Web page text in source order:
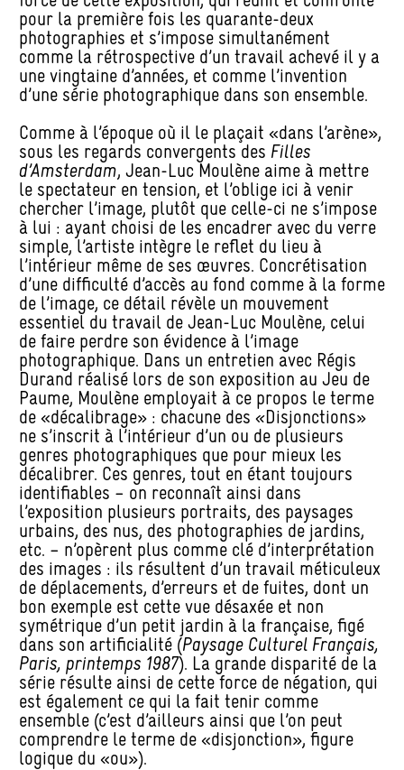
pour la première fois les quarante-deux
photographies et s’impose simultanément
comme la rétrospective d’un travail achevé il y a
une vingtaine d’années, et comme l’invention
d’une série photographique dans son ensemble.
Comme à l’époque où il le plaçait «dans l’arène»,
sous les regards convergents des Filles
d’Amsterdam, Jean-Luc Moulène aime à mettre
le spectateur en tension, et l’oblige ici à venir
chercher l’image, plutôt que celle-ci ne s’impose
à lui : ayant choisi de les encadrer avec du verre
simple, l’artiste intègre le reflet du lieu à
l’intérieur même de ses œuvres. Concrétisation
d’une difficulté d’accès au fond comme à la forme
de l’image, ce détail révèle un mouvement
essentiel du travail de Jean-Luc Moulène, celui
de faire perdre son évidence à l’image
photographique. Dans un entretien avec Régis
Durand réalisé lors de son exposition au Jeu de
Paume, Moulène employait à ce propos le terme
de «décalibrage» : chacune des «Disjonctions»
ne s’inscrit à l’intérieur d’un ou de plusieurs
genres photographiques que pour mieux les
décalibrer. Ces genres, tout en étant toujours
identifiables – on reconnaît ainsi dans
l’exposition plusieurs portraits, des paysages
urbains, des nus, des photographies de jardins,
etc. – n’opèrent plus comme clé d’interprétation
des images : ils résultent d’un travail méticuleux
de déplacements, d’erreurs et de fuites, dont un
bon exemple est cette vue désaxée et non
symétrique d’un petit jardin à la française, figé
dans son artificialité (Paysage Culturel Français,
Paris, printemps 1987). La grande disparité de la
série résulte ainsi de cette force de négation, qui
est également ce qui la fait tenir comme
ensemble (c’est d’ailleurs ainsi que l’on peut
comprendre le terme de «disjonction», figure
logique du «ou»).